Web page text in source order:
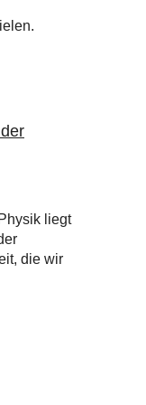
liegt
die wir